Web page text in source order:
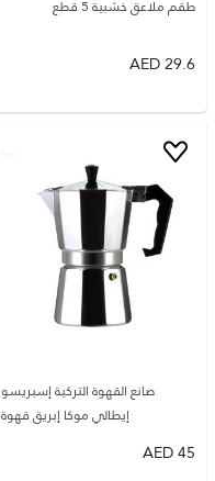
طقم ملاعق خشبية 5 قطع
29.6
AED
صانع القهوة التركية إسبريسو
إيطالي موكا إبريق قهوة
45
AED